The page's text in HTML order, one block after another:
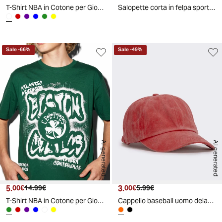
T-Shirt NBA in Cotone per Giovani Fan - Bianco
Salopette corta in felpa sportiva con tasca - Grigio mastice
AI generated
Sale-66%
Prezzo attuale
5.00€ Prezzo originale
14.99€
T-Shirt NBA in Cotone per Giovani Fan - Verde
AI generated
Sale-49%
Prezzo attuale
3.00€ Prezzo originale
5.99€
Cappello baseball uomo delavè - Arancio